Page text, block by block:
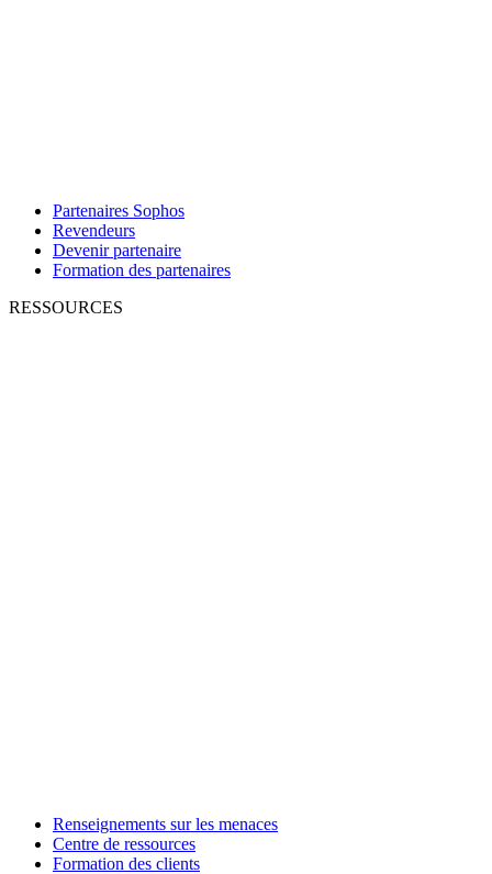
Partenaires Sophos
Revendeurs
Devenir partenaire
Formation des partenaires
RESSOURCES
Renseignements sur les menaces
Centre de ressources
Formation des clients